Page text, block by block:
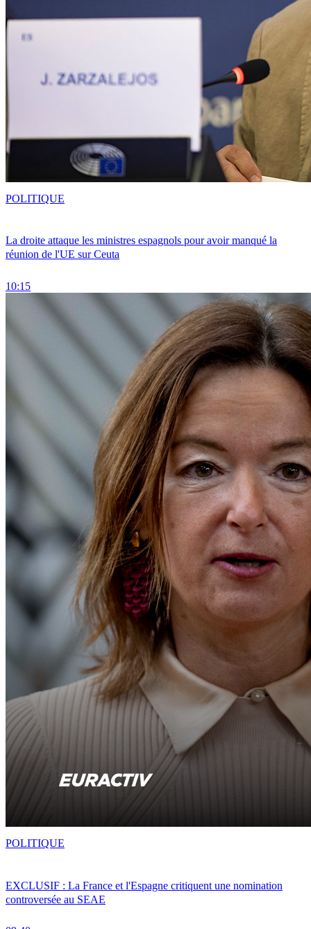
La droite attaque les ministres espagnols pour avoir manqué la
réunion de l'UE sur Ceuta
10:15
POLITIQUE
EXCLUSIF : La France et l'Espagne critiquent une nomination
controversée au SEAE
POLITIQUE